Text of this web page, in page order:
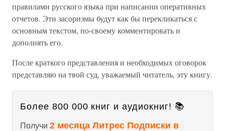
правилами русского языка при написании оперативных
отчетов. Эти засоризмы будут как бы перекликаться с
основным текстом, по-своему комментировать и
дополнять его.
После краткого представления и необходимых оговорок
представляю на твой суд, уважаемый читатель, эту книгу.
Более 800 000 книг и аудиокниг! 📚
Получи 2 месяца Литрес Подписки в